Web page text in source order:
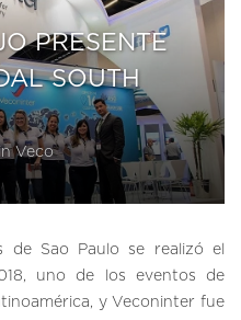
PRESENTE
SOUTH
Veco
de Sao Paulo se realizó el
uno de los eventos de
y Veconinter fue